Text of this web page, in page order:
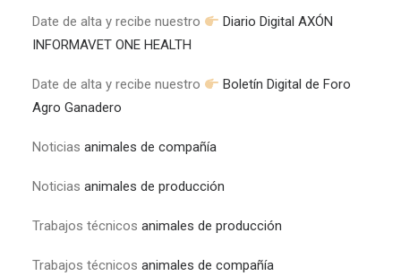
Date de alta y recibe nuestro
Diario Digital AXÓN
INFORMAVET ONE HEALTH
Date de alta y recibe nuestro
Boletín Digital de Foro
Agro Ganadero
Noticias animales de compañía
Noticias animales de producción
Trabajos técnicos animales de producción
Trabajos técnicos animales de compañía